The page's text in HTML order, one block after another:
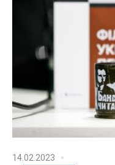
14.02.2023